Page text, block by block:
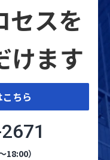
セスを
けます
ちら
18:00）